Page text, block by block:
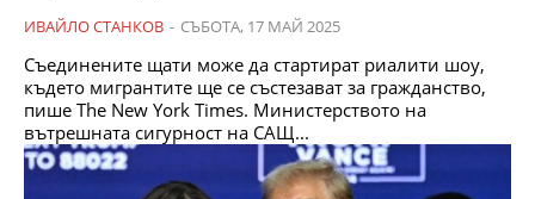
ИВАЙЛО СТАНКОВ - СЪБОТА, 17 МАЙ 2025
Съединените щати може да стартират риалити шоу,
където мигрантите ще се състезават за гражданство,
пише The New York Times. Министерството на
вътрешната сигурност на САЩ...